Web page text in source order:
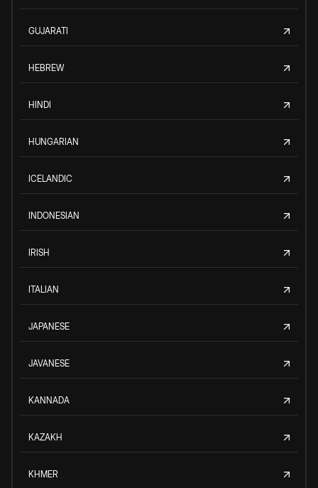
GUJARATI
HEBREW
HINDI
HUNGARIAN
ICELANDIC
INDONESIAN
IRISH
ITALIAN
JAPANESE
JAVANESE
KANNADA
KAZAKH
KHMER